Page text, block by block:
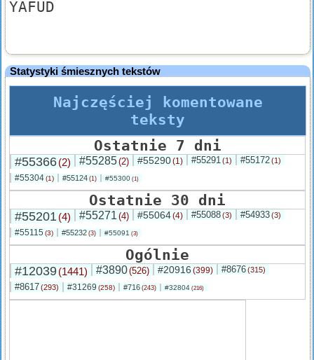
YAFUD
Statystyki śmiesznych tekstów
Najczęściej komentowane
teksty
Ostatnie 7 dni
#55366(2) #55285(2) #55290(1) #55291(1) #55172(1)
#55304(1) #55124 (1) #55300 (1)
Ostatnie 30 dni
#55201(4) #55271 (4) #55064(4) #55088(3) #54933(3)
#55115 (3) #55232 (3) #55091 (3)
Ogólnie
#12039(1441) #3890(526) #20916 (399) #8676(315)
#8617(293) #31269 (258) #716 (243) #32804 (216)